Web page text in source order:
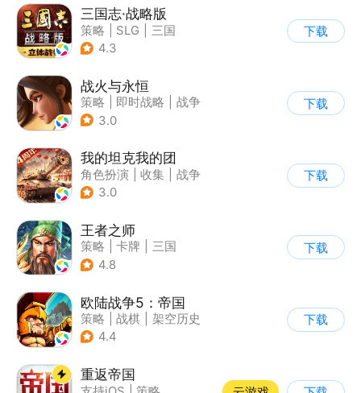
三国志·战略版
策略 SLG
三国
| 三国志
4.3
下载
战火与永恒
策略 即时战略
战争
| 欧美风
3.0
下载
我的坦克我的团
角色扮演 收集
战争
| 战术竞技
3.0
下载
王者之师
策略 卡牌
三国
| 中国风
4.8
下载
欧陆战争5：帝国
策略 战棋
架空历史
| 欧陆战争
4.4
下载
重返帝国